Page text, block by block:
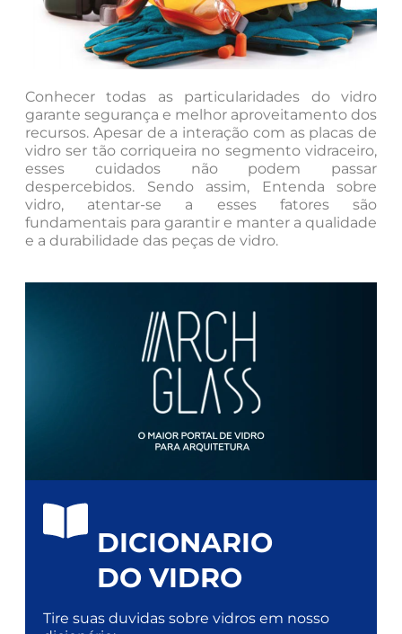
Conhecer todas as particularidades do vidro
garante segurança e melhor aproveitamento dos
recursos. Apesar de a interação com as placas de
vidro ser tão corriqueira no segmento vidraceiro,
esses cuidados não podem passar
despercebidos. Sendo assim, Entenda sobre
vidro, atentar-se a esses fatores são
fundamentais para garantir e manter a qualidade
e a durabilidade das peças de vidro.
DICIONARIO
DO VIDRO
Tire suas duvidas sobre vidros em nosso